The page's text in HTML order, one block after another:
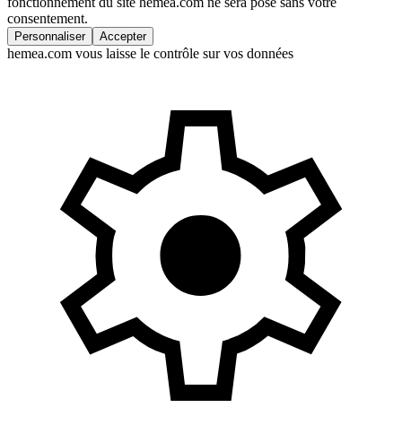
consentement.
Personnaliser Accepter
hemea.com vous laisse le contrôle sur vos données